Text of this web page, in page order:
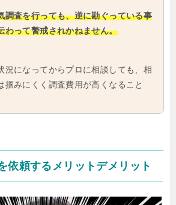
調査を行っても、逆に勘ぐっている事
わって警戒されかねません。
況になってからプロに相談しても、相
掴みにくく調査費用が高くなること
依頼するメリットデメリット